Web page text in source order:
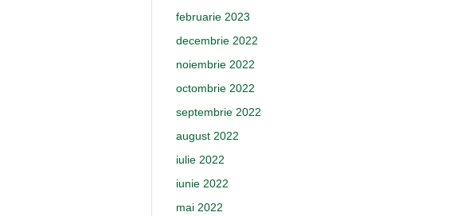
februarie 2023
decembrie 2022
noiembrie 2022
octombrie 2022
septembrie 2022
august 2022
iulie 2022
iunie 2022
mai 2022